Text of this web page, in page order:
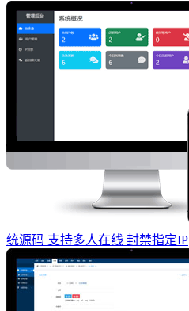
统源码 支持多人在线 封禁指定IP